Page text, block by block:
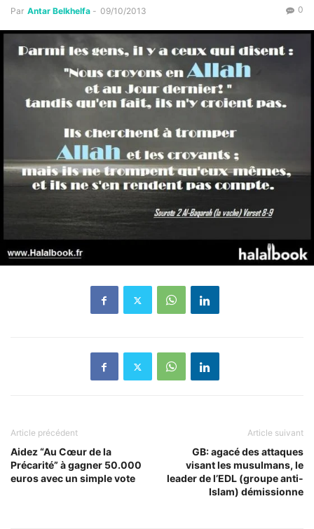
Par Antar Belkhelfa - 09/10/2013 0
Article précédent
Aidez “Au Cœur de la
Précarité” à gagner 50.000
euros avec un simple vote
Article suivant
GB: agacé des attaques
visant les musulmans, le
leader de l’EDL (groupe anti-
Islam) démissionne